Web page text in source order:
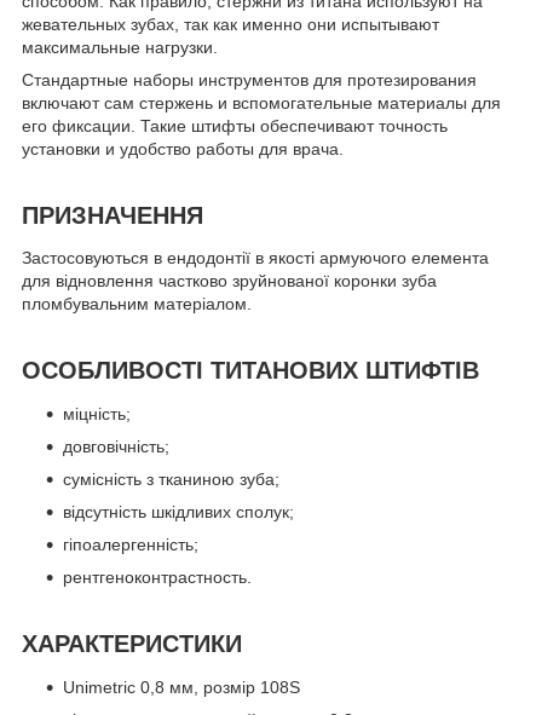
жевательных зубах, так как именно они испытывают
максимальные нагрузки.
Стандартные наборы инструментов для протезирования
включают сам стержень и вспомогательные материалы для
его фиксации. Такие штифты обеспечивают точность
установки и удобство работы для врача.
ПРИЗНАЧЕННЯ
Застосовуються в ендодонтії в якості армуючого елемента
для відновлення частково зруйнованої коронки зуба
пломбувальним матеріалом.
ОСОБЛИВОСТІ ТИТАНОВИХ ШТИФТІВ
міцність;
довговічність;
сумісність з тканиною зуба;
відсутність шкідливих сполук;
гіпоалергенність;
рентгеноконтрастность.
ХАРАКТЕРИСТИКИ
Unimetric 0,8 мм, розмір 108S